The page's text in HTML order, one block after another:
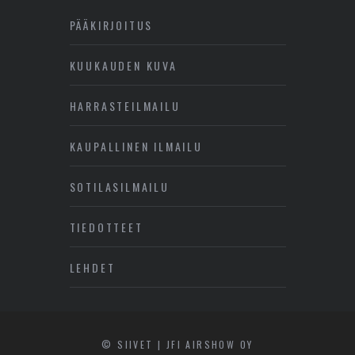
PÄÄKIRJOITUS
KUUKAUDEN KUVA
HARRASTEILMAILU
KAUPALLINEN ILMAILU
SOTILASILMAILU
TIEDOTTEET
LEHDET
© SIIVET | JFI AIRSHOW OY